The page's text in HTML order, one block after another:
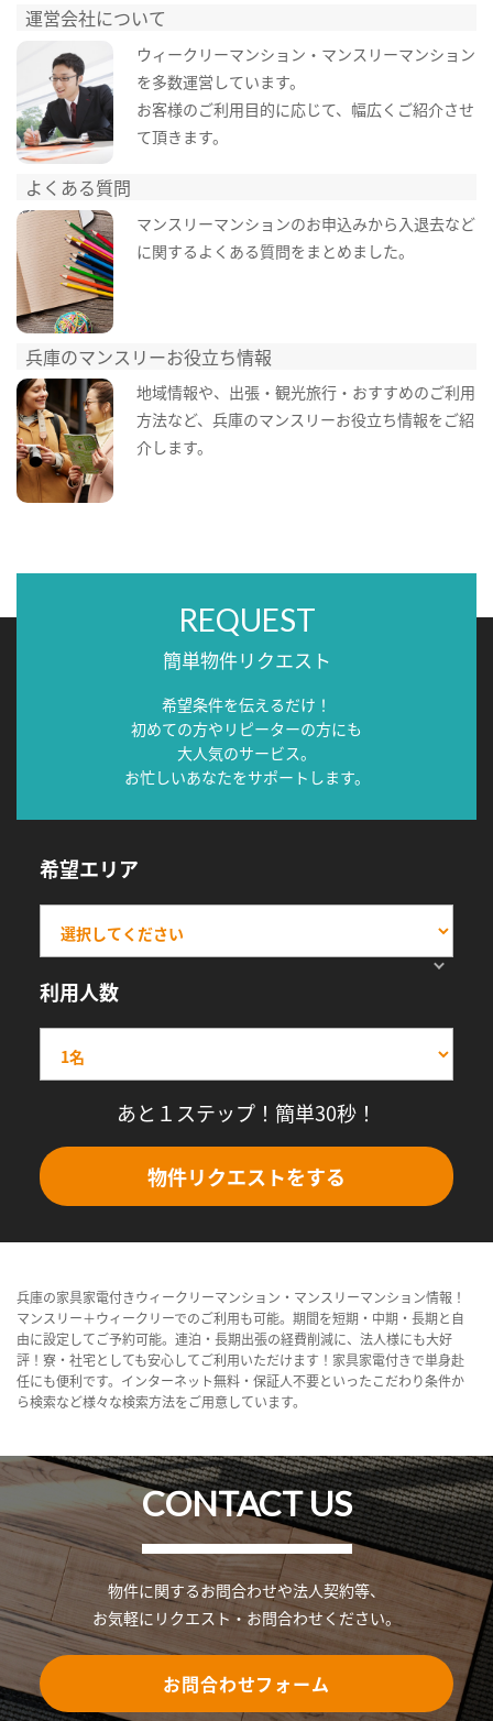
運営会社について
ウィークリーマンション・マンスリーマンション
を多数運営しています。
お客様のご利用目的に応じて、幅広くご紹介させ
て頂きます。
よくある質問
マンスリーマンションのお申込みから入退去など
に関するよくある質問をまとめました。
兵庫のマンスリーお役立ち情報
地域情報や、出張・観光旅行・おすすめのご利用
方法など、兵庫のマンスリーお役立ち情報をご紹
介します。
REQUEST
簡単物件リクエスト
希望条件を伝えるだけ！
初めての方やリピーターの方にも
大人気のサービス。
お忙しいあなたをサポートします。
希望エリア
利用人数
あと１ステップ！簡単30秒！
物件リクエストをする
兵庫の家具家電付きウィークリーマンション・マンスリーマンション情報！
マンスリー＋ウィークリーでのご利用も可能。期間を短期・中期・長期と自
由に設定してご予約可能。連泊・長期出張の経費削減に、法人様にも大好
評！寮・社宅としても安心してご利用いただけます！家具家電付きで単身赴
任にも便利です。インターネット無料・保証人不要といったこだわり条件か
ら検索など様々な検索方法をご用意しています。
CONTACT US
物件に関するお問合わせや法人契約等、
お気軽にリクエスト・お問合わせください。
お問合わせフォーム